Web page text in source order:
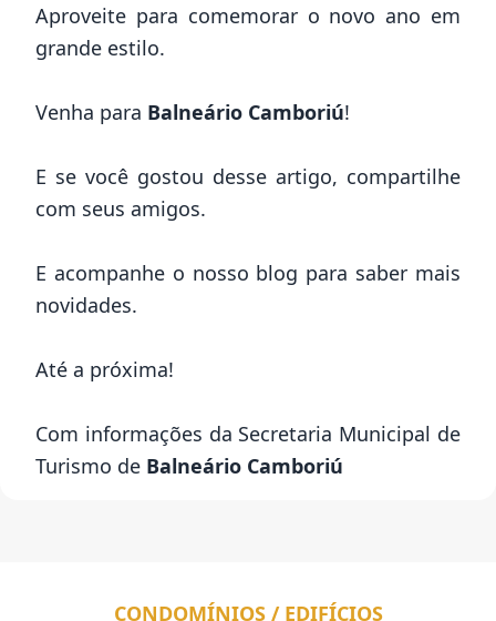
Aproveite para comemorar o novo ano em
grande estilo.
Venha para Balneário Camboriú!
E se você gostou desse artigo, compartilhe
com seus amigos.
E acompanhe o nosso blog para saber mais
novidades.
Até a próxima!
Com informações da Secretaria Municipal de
Turismo de Balneário Camboriú
CONDOMÍNIOS / EDIFÍCIOS